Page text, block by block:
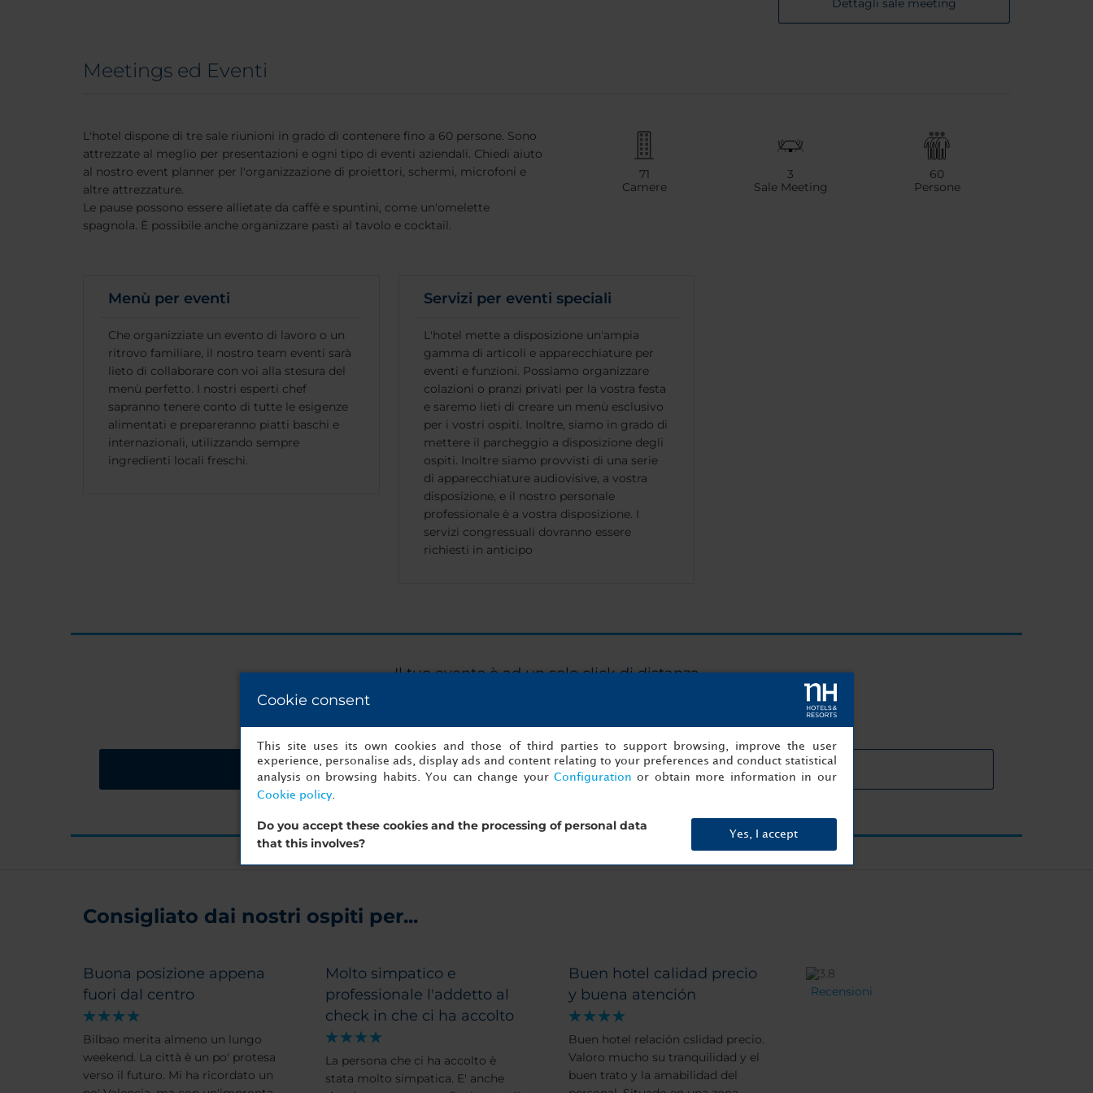
Dettagli sale meeting
Meetings ed Eventi
L'hotel dispone di tre sale riunioni in grado di contenere fino a 60 persone. Sono
attrezzate al meglio per presentazioni e ogni tipo di eventi aziendali. Chiedi aiuto
al nostro event planner per l'organizzazione di proiettori, schermi, microfoni e
altre attrezzature.
Le pause possono essere allietate da caffè e spuntini, come un'omelette
spagnola. È possibile anche organizzare pasti al tavolo e cocktail.
71
Camere
3
Sale Meeting
60
Persone
Menù per eventi
Che organizziate un evento di lavoro o un
ritrovo familiare, il nostro team eventi sarà
lieto di collaborare con voi alla stesura del
menù perfetto. I nostri esperti chef
sapranno tenere conto di tutte le esigenze
alimentati e prepareranno piatti baschi e
internazionali, utilizzando sempre
ingredienti locali freschi.
Servizi per eventi speciali
L'hotel mette a disposizione un'ampia
gamma di articoli e apparecchiature per
eventi e funzioni. Possiamo organizzare
colazioni o pranzi privati per la vostra festa
e saremo lieti di creare un menù esclusivo
per i vostri ospiti. Inoltre, siamo in grado di
mettere il parcheggio a disposizione degli
ospiti. Inoltre siamo provvisti di una serie
di apparecchiature audiovisive, a vostra
disposizione, e il nostro personale
professionale è a vostra disposizione. I
servizi congressuali dovranno essere
richiesti in anticipo
Il tuo evento è ad un solo click di distanza
Richiedi un preventivo Dettagli sale meeting
Consigliato dai nostri ospiti per...
Buona posizione appena
fuori dal centro
Bilbao merita almeno un lungo
weekend. La città è un po' protesa
verso il futuro. Mi ha ricordato un
Molto simpatico e
professionale l'addetto al
check in che ci ha accolto
La persona che ci ha accolto è
stata molto simpatica. E' anche
Buen hotel calidad precio
y buena atención
Buen hotel relación cslidad precio.
Valoro mucho su tranquilidad y el
buen trato y la amabilidad del
Recensioni
Cookie consent
This site uses its own cookies and those of third parties to support browsing, improve the user
experience, personalise ads, display ads and content relating to your preferences and conduct statistical
analysis on browsing habits. You can change your Configuration or obtain more information in our
Cookie policy.
Do you accept these cookies and the processing of personal data
that this involves?
Yes, I accept